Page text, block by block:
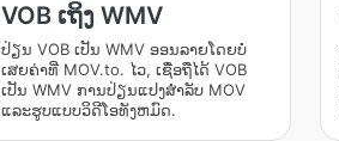
VOB ເຖິງ WMV
ປ່ຽນ VOB ເປັນ WMV ອອນລາຍໂດຍບໍ່
ເສຍຄ່າທີ່ MOV.to. ໄວ, ເຊື່ອຖືໄດ້ VOB
ເປັນ WMV ການປ່ຽນແປງສໍາລັບ MOV
ແລະຮູບແບບວິດີໂອທັງຫມົດ.